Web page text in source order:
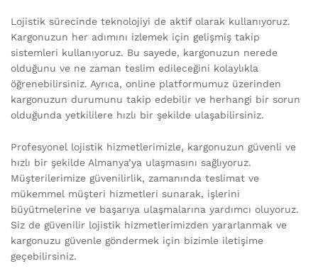
Lojistik sürecinde teknolojiyi de aktif olarak kullanıyoruz.
Kargonuzun her adımını izlemek için gelişmiş takip
sistemleri kullanıyoruz. Bu sayede, kargonuzun nerede
olduğunu ve ne zaman teslim edileceğini kolaylıkla
öğrenebilirsiniz. Ayrıca, online platformumuz üzerinden
kargonuzun durumunu takip edebilir ve herhangi bir sorun
olduğunda yetkililere hızlı bir şekilde ulaşabilirsiniz.
Profesyonel lojistik hizmetlerimizle, kargonuzun güvenli ve
hızlı bir şekilde Almanya’ya ulaşmasını sağlıyoruz.
Müşterilerimize güvenilirlik, zamanında teslimat ve
mükemmel müşteri hizmetleri sunarak, işlerini
büyütmelerine ve başarıya ulaşmalarına yardımcı oluyoruz.
Siz de güvenilir lojistik hizmetlerimizden yararlanmak ve
kargonuzu güvenle göndermek için bizimle iletişime
geçebilirsiniz.